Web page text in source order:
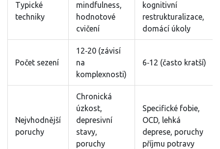
Typické
techniky
mindfulness,
hodnotové
cvičení
kognitivní
restrukturalizace,
domácí úkoly
Počet sezení
12‑20 (závisí
na
komplexnosti)
6‑12 (často kratší)
Nejvhodnější
poruchy
Chronická
úzkost,
depresivní
stavy,
poruchy
Specifické fobie,
OCD, lehká
deprese, poruchy
příjmu potravy